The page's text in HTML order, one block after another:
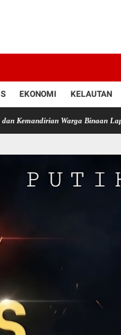
EKONOMI KELAUTAN
Warga Binaan Lapas